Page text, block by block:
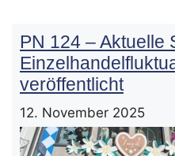
PN 124 – Aktuelle
veröffentlicht
12. November 2025